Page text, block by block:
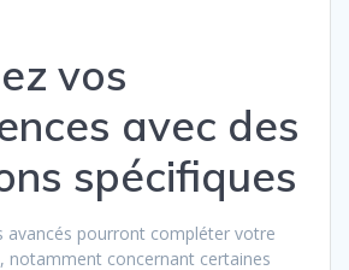
vos
avec des
spécifiques
avancés pourront compléter votre
notamment concernant certaines